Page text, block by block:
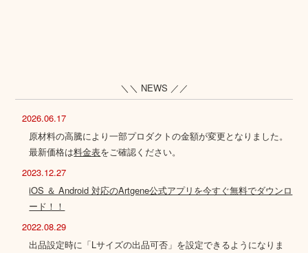
＼＼ NEWS ／／
2026.06.17
原材料の高騰により一部プロダクトの金額が変更となりました。
最新価格は料金表をご確認ください。
2023.12.27
iOS ＆ Android 対応のArtgene公式アプリを今すぐ無料でダウンロ
ード！！
2022.08.29
出品設定時に「Lサイズの出品可否」を設定できるようになりま